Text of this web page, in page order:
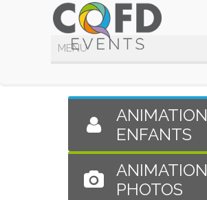
ANIMATION
ENFANTS
ANIMATION
PHOTOS